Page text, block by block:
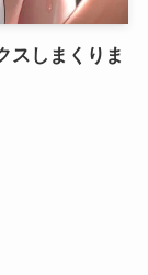
スしまくりま